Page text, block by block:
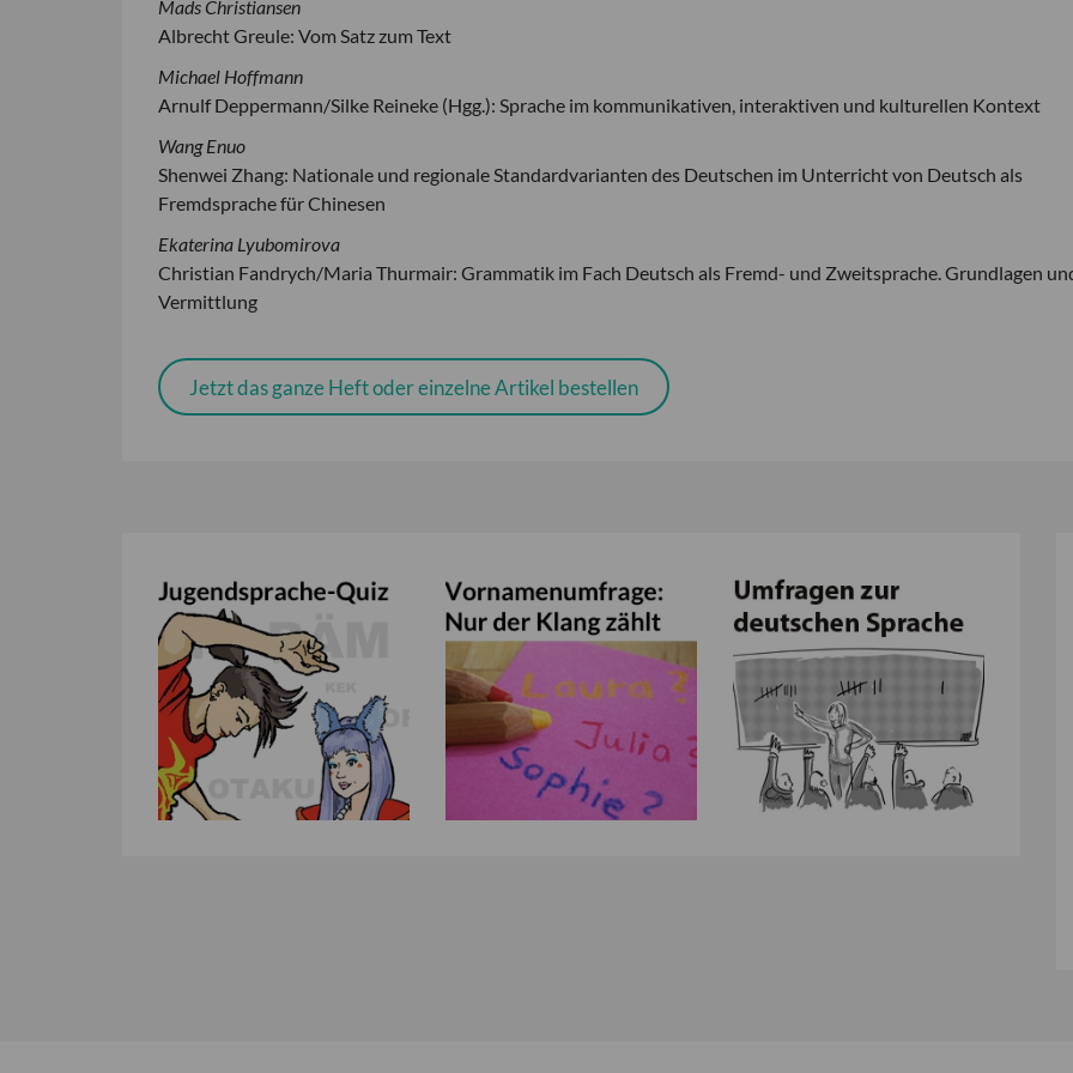
Mads Christiansen
Albrecht Greule: Vom Satz zum Text
Michael Hoffmann
Arnulf Deppermann/Silke Reineke (Hgg.): Sprache im kommunikativen, interaktiven und kulturellen Kontext
Wang Enuo
Shenwei Zhang: Nationale und regionale Standardvarianten des Deutschen im Unterricht von Deutsch als
Fremdsprache für Chinesen
Ekaterina Lyubomirova
Christian Fandrych/Maria Thurmair: Grammatik im Fach Deutsch als Fremd- und Zweitsprache. Grundlagen
Vermittlung
Jetzt das ganze Heft oder einzelne Artikel bestellen